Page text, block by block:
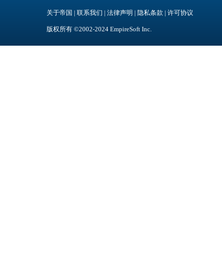
关于帝国 | 联系我们 | 法律声明 | 隐私条款 | 许可协议
版权所有 ©2002-2024 EmpireSoft Inc.